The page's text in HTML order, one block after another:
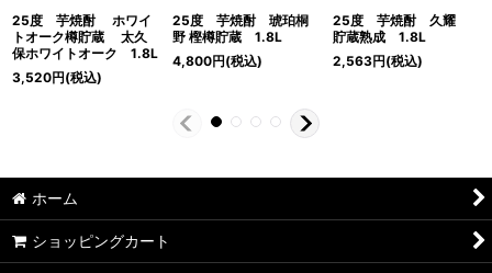
25度 芋焼酎 ホワイ
トオーク樽貯蔵 太久
保ホワイトオーク 1.8L
3,520円(税込)
25度 芋焼酎 琥珀桐
野 樫樽貯蔵 1.8L
4,800円(税込)
25度 芋焼酎 久耀
貯蔵熟成 1.8L
2,563円(税込)
ホーム
ショッピングカート